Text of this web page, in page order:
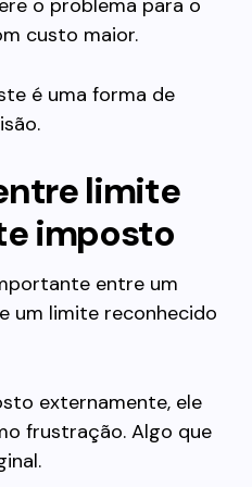
o problema para o
custo maior.
é uma forma de
limite
imposto
entre um
um limite reconhecido
externamente, ele
frustração. Algo que